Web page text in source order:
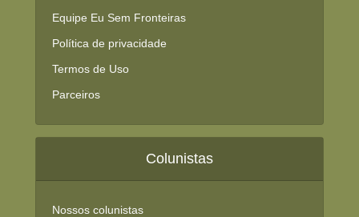
Equipe Eu Sem Fronteiras
Política de privacidade
Termos de Uso
Parceiros
Colunistas
Nossos colunistas